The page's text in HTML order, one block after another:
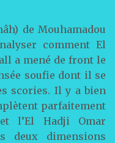
de Mouhamadou
comment El
a mené de front le
soufie dont il se
scories. Il y a bien
parfaitement
l’El Hadji Omar
deux dimensions